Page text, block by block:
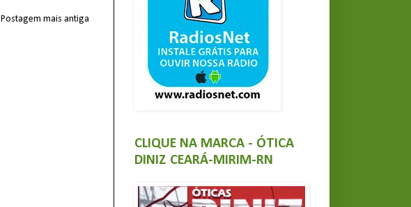
Postagem mais antiga
CLIQUE NA MARCA - ÓTICA
DINIZ CEARÁ-MIRIM-RN